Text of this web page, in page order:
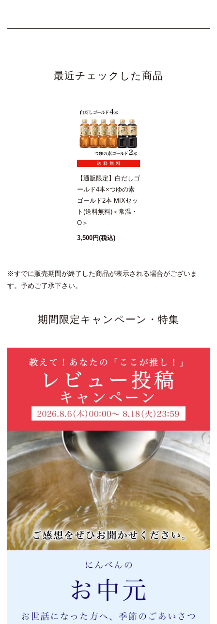
最近チェックした商品
【通販限定】白だしゴ
ールド4本×つゆの素
ゴールド2本 MIXセッ
ト(送料無料)＜常温・
O＞
3,500円(税込)
※すでに販売期間が終了した商品が表示される場合がございま
す。予めご了承下さい。
期間限定キャンペーン・特集